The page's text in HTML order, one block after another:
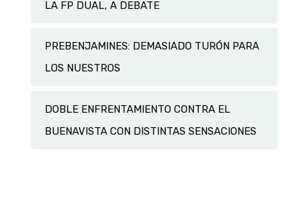
LA FP DUAL, A DEBATE
PREBENJAMINES: DEMASIADO TURÓN PARA
LOS NUESTROS
DOBLE ENFRENTAMIENTO CONTRA EL
BUENAVISTA CON DISTINTAS SENSACIONES